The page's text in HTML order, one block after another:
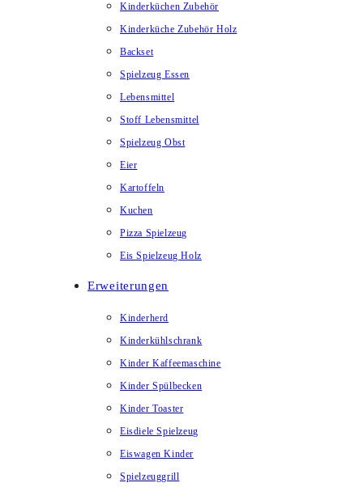
Kinderküchen Zubehör
Kinderküche Zubehör Holz
Backset
Spielzeug Essen
Lebensmittel
Stoff Lebensmittel
Spielzeug Obst
Eier
Kartoffeln
Kuchen
Pizza Spielzeug
Eis Spielzeug Holz
Erweiterungen
Kinderherd
Kinderkühlschrank
Kinder Kaffeemaschine
Kinder Spülbecken
Kinder Toaster
Eisdiele Spielzeug
Eiswagen Kinder
Spielzeuggrill